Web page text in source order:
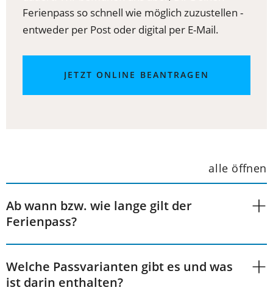
Ferienpass so schnell wie möglich zuzustellen -
entweder per Post oder digital per E-Mail.
JETZT ONLINE BEANTRAGEN
(ÖFFNET
alle öffnen
Ab wann bzw. wie lange gilt der
Ferienpass?
Welche Passvarianten gibt es und was
ist darin enthalten?